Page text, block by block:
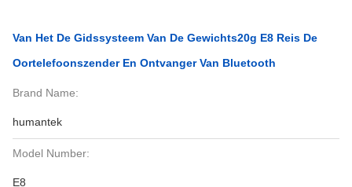
Van Het De Gidssysteem Van De Gewichts20g E8 Reis De
Oortelefoonszender En Ontvanger Van Bluetooth
Brand Name:
humantek
Model Number:
E8